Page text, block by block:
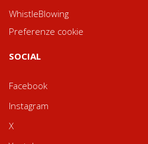
WhistleBlowing
Preferenze cookie
SOCIAL
Facebook
Instagram
X